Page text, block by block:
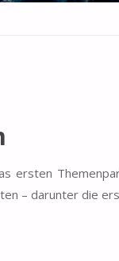
ersten
– darunter die